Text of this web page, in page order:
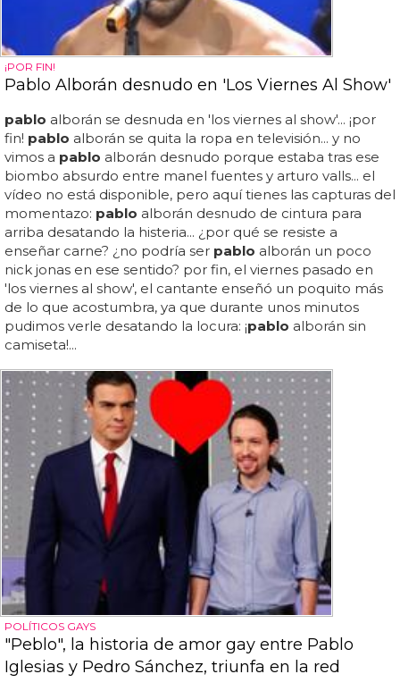
¡POR FIN!
Pablo Alborán desnudo en 'Los Viernes Al Show'
pablo alborán se desnuda en 'los viernes al show'... ¡por
fin! pablo alborán se quita la ropa en televisión... y no
vimos a pablo alborán desnudo porque estaba tras ese
biombo absurdo entre manel fuentes y arturo valls... el
vídeo no está disponible, pero aquí tienes las capturas del
momentazo: pablo alborán desnudo de cintura para
arriba desatando la histeria... ¿por qué se resiste a
enseñar carne? ¿no podría ser pablo alborán un poco
nick jonas en ese sentido? por fin, el viernes pasado en
'los viernes al show', el cantante enseñó un poquito más
de lo que acostumbra, ya que durante unos minutos
pudimos verle desatando la locura: ¡pablo alborán sin
camiseta!...
POLÍTICOS GAYS
"Peblo", la historia de amor gay entre Pablo
Iglesias y Pedro Sánchez, triunfa en la red